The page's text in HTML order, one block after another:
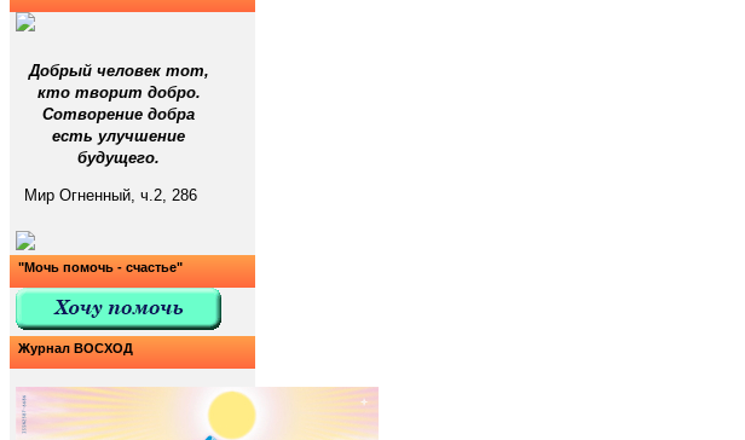
Добрый человек тот,
кто творит добро.
Сотворение добра
есть улучшение
будущего.
Мир Огненный, ч.2, 286
"Мочь помочь - счастье"
Журнал ВОСХОД